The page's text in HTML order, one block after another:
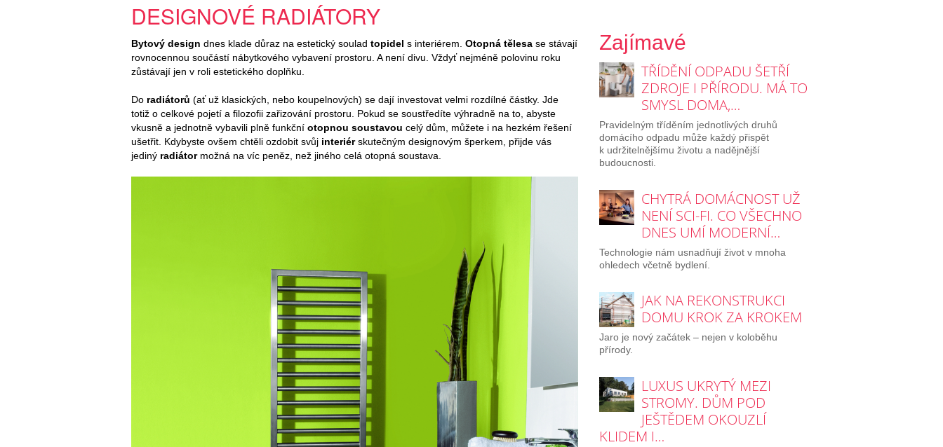
DESIGNOVÉ RADIÁTORY
Bytový design dnes klade důraz na estetický soulad topidel s interiérem. Otopná tělesa se stávají
rovnocennou součástí nábytkového vybavení prostoru. A není divu. Vždyť nejméně polovinu roku
zůstávají jen v roli estetického doplňku.
Do radiátorů (ať už klasických, nebo koupelnových) se dají investovat velmi rozdílné částky. Jde
totiž o celkové pojetí a filozofii zařizování prostoru. Pokud se soustředíte výhradně na to, abyste
vkusně a jednotně vybavili plně funkční otopnou soustavou celý dům, můžete i na hezkém řešení
ušetřit. Kdybyste ovšem chtěli ozdobit svůj interiérskutečným designovým šperkem, přijde vás
jediný radiátormožná na víc peněz, než jiného celá otopná soustava.
Zajímavé
TŘÍDĚNÍ ODPADU ŠETŘÍ
ZDROJE I PŘÍRODU. MÁ TO
SMYSL DOMA,…
Pravidelným tříděním jednotlivých druhů
domácího odpadu může každý přispět
k udržitelnějšímu životu a nadějnější
budoucnosti.
CHYTRÁ DOMÁCNOST UŽ
NENÍ SCI-FI. CO VŠECHNO
DNES UMÍ MODERNÍ…
Technologie nám usnadňují život v mnoha
ohledech včetně bydlení.
JAK NA REKONSTRUKCI
DOMU KROK ZA KROKEM
Jaro je nový začátek – nejen v koloběhu
přírody.
LUXUS UKRYTÝ MEZI
STROMY. DŮM POD
JEŠTĚDEM OKOUZLÍ
KLIDEM I…